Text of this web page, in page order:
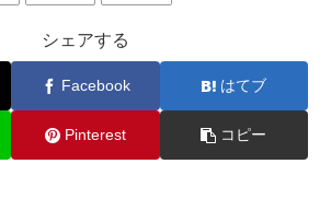
シェアする
Facebook はてブ
Pinterest コピー